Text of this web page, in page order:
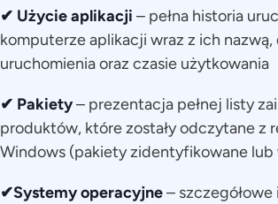
✔ Użycie aplikacji – pełna historia
komputerze aplikacji wraz z ich
uruchomienia oraz czasie użytkowania
✔ Pakiety– prezentacja pełnej listy
produktów, które zostały odczytane z
Windows (pakiety zidentyfikowane
✔Systemy operacyjne–